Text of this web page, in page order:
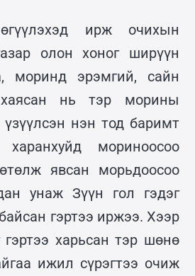
ирж очихын
олон хоног ширүүн
моринд эрэмгий, сайн
хаясан нь тэр морины
нэн тод баримт
мориноосоо
явсан морьдоосоо
унаж Зүүн гол гэдэг
гэртээ иржээ. Хээр
харьсан тэр шөнө
ижил сүрэгтээ очиж